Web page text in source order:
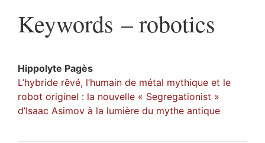
Keywords – robotics
Hippolyte Pagès
L’hybride rêvé, l’humain de métal mythique et le
robot originel : la nouvelle « Segregationist »
d’Isaac Asimov à la lumière du mythe antique